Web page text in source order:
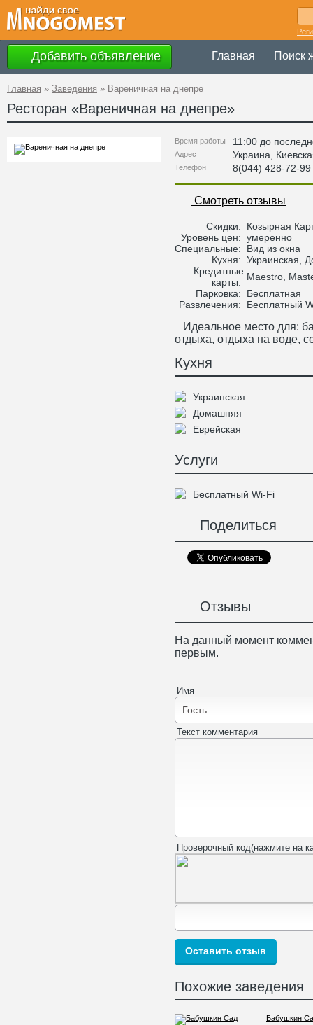
Добавить объявление Главная Поиск
Главная » Заведения » Вареничная на днепре
Ресторан «Вареничная на днепре»
Время работы 11:00 до
Адрес Украина
Телефон 8(044) 428-72-99
Смотреть отзывы
Скидки:
Козырная
Уровень цен: умеренно
Специальные:
Вид из окна
Кухня: Украинская,
Кредитные
карты:
Maestro,
Парковка:
Бесплатная
Развлечения:
Бесплатный
Идеальное место для:
отдыха, отдыха на воде,
Кухня
Украинская
Домашняя
Еврейская
Услуги
Бесплатный Wi-Fi
Поделиться
Отзывы
На данный момент
первым.
Имя
Текст комментария
Проверочный код(нажмите на
Похожие заведения
Бабушкин